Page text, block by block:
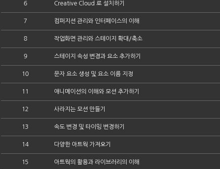
6 Creative Cloud 로 설치하기
7 컴퍼지션 관리와 인터페이스의 이해
8 작업화면 관리와 스테이지 확대/축소
9 스테이지 속성 변경과 요소 추가하기
10 문자 요소 생성 및 요소 이름 지정
11 애니메이션의 이해와 모션 추가하기
12 사라지는 모션 만들기
13 속도 변경 및 타이밍 변경하기
14 다양한 아트웍 가져오기
15 아트웍의 활용과 라이브러리의 이해